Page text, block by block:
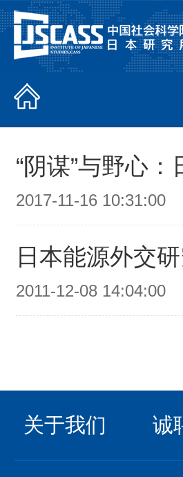
“阴谋”与野心
2017-11-16 10:31:00
日本能源外交
2011-12-08 14:04:00
关于我们 诚